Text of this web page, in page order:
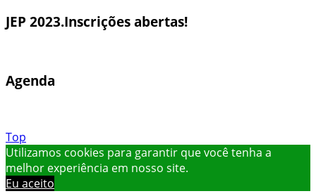
JEP 2023.Inscrições abertas!
Agenda
Top
Utilizamos cookies para garantir que você tenha a
melhor experiência em nosso site.
Eu aceito